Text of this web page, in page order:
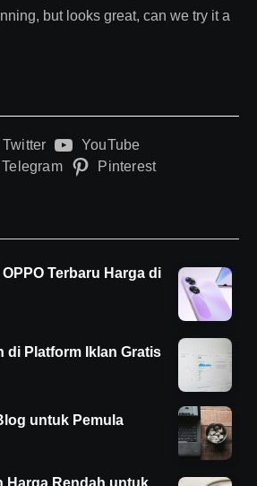
but looks great, can we try it a
Twitter
YouTube
Telegram Pinterest
Terbaru Harga di
di Platform Iklan Gratis
untuk Pemula
Harga Rendah untuk